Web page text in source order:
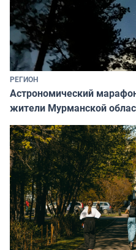
РЕГИОН
Астрономический
жители Мурманской